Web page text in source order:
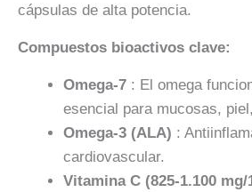
cápsulas de alta potencia.
Compuestos bioactivos clave:
Omega-7 : El omega
esencial para mucosas,
Omega-3 (ALA) :
cardiovascular.
Vitamina C (825-1.100 mg/